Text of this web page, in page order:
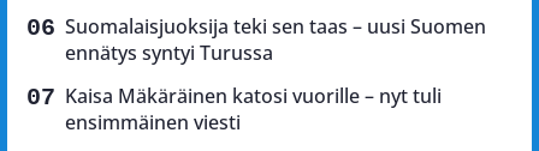
Suomalaisjuoksija teki sen taas – uusi Suomen
ennätys syntyi Turussa
Kaisa Mäkäräinen katosi vuorille – nyt tuli
ensimmäinen viesti